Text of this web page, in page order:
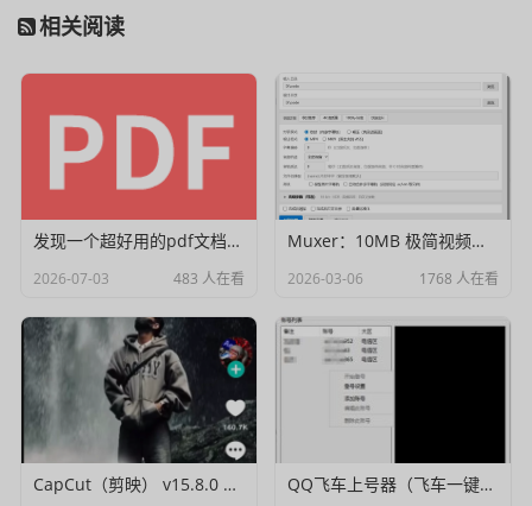
相关阅读
发现一个超好用的pdf文档编辑器
2026-07-03 483 人在看
Muxer：10MB 极简视频字幕批量封装工具 (单文件/绿色版)
2026-03-06 1768 人在看
CapCut（剪映） v15.8.0 国际高级会员解锁破解版 QQ飞车上号器（飞车一键登号器）V1.0